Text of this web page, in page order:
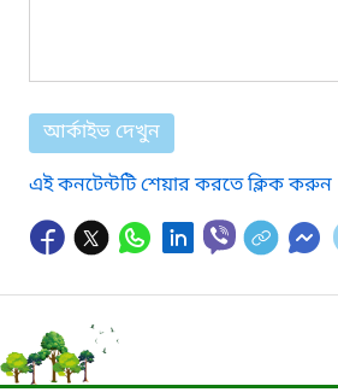
আর্কাইভ দেখুন
এই কনটেন্টটি শেয়ার করতে ক্লিক করুন